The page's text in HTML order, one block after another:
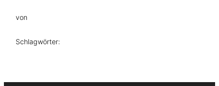
von
Schlagwörter: